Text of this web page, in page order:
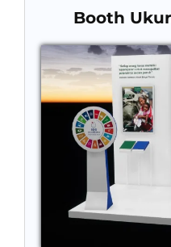
Booth